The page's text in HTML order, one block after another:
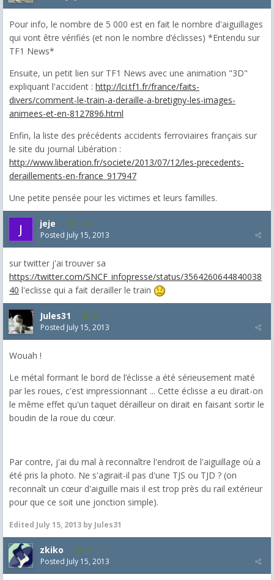
Pour info, le nombre de 5 000 est en fait le nombre d'aiguillages
qui vont être vérifiés (et non le nombre d’éclisses) *Entendu sur
TF1 News*
Ensuite, un petit lien sur TF1 News avec une animation "3D"
expliquant l'accident : http://lci.tf1.fr/france/faits-
divers/comment-le-train-a-deraille-a-bretigny-les-images-
animees-et-en-8127896.html
Enfin, la liste des précédents accidents ferroviaires français sur
le site du journal Libération :
http://www.liberation.fr/societe/2013/07/12/les-precedents-
deraillements-en-france_917947
Une petite pensée pour les victimes et leurs familles.
jeje 1,304
Posted July 15, 2013
sur twitter j'ai trouver sa
https://twitter.com/SNCF_infopresse/status/3564260644840038
40 l'eclisse qui a fait derailler le train
Jules31 44
Posted July 15, 2013
Wouah !
Le métal formant le bord de l’éclisse a été sérieusement maté
par les roues, c'est impressionnant ... Cette éclisse a eu dirait-on
le même effet qu'un taquet dérailleur on dirait en faisant sortir le
boudin de la roue du cœur.
Par contre, j'ai du mal à reconnaître l'endroit de l'aiguillage où a
été pris la photo. Ne s'agirait-il pas d'une TJS ou TJD ? (on
reconnaît un cœur d'aiguille mais il est trop près du rail extérieur
pour que ce soit une jonction simple).
Edited July 15, 2013 by Jules31
zkiko 74
Posted July 15, 2013